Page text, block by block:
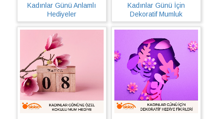
Kadınlar Günü Anlamlı
Hediyeler
Kadınlar Günü İçin
Dekoratif Mumluk